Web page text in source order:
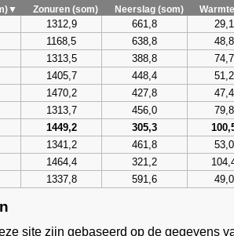
Zonuren (som) Neerslag (som)
1312,9 661,8 29,1
1168,5 638,8 48,8
1313,5 388,8 74,7
1405,7 448,4 51,2
1470,2 427,8 47,4
1313,7 456,0 79,8
1449,2 305,3
1341,2 461,8 53,0
1464,4 321,2
1337,8 591,6 49,0
site zijn gebaseerd op de gegevens